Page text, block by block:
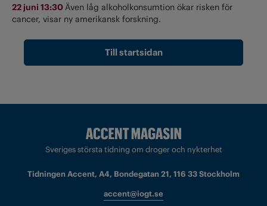
22 juni 13:30Även låg alkoholkonsumtion ökar risken för
cancer, visar ny amerikansk forskning.
Till startsidan
Sveriges största tidning om droger och nykterhet
Tidningen Accent, A4, Bondegatan 21, 116 33 Stockholm
accent@iogt.se